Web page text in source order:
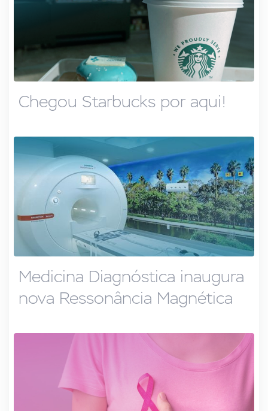
Chegou Starbucks por aqui!
Medicina Diagnóstica inaugura
nova Ressonância Magnética